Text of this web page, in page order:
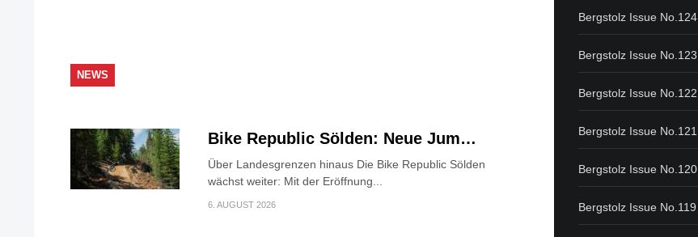
NEWS
Bike Republic Sölden: Neue Jum…
Über Landesgrenzen hinaus Die Bike Republic Sölden
wächst weiter: Mit der Eröffnung...
6. AUGUST 2026
Bergstolz Issue No.124
Bergstolz Issue No.123
Bergstolz Issue No.122
Bergstolz Issue No.121
Bergstolz Issue No.120
Bergstolz Issue No.119